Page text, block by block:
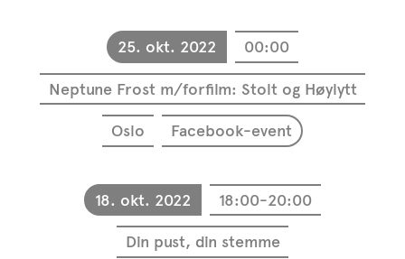
25. okt. 2022 00:00
Neptune Frost m/forfilm: Stolt og Høylytt
Oslo Facebook-event
18. okt. 2022 18:00-20:00
Din pust, din stemme